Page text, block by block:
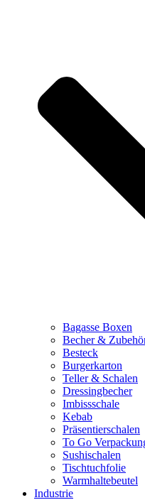
Bagasse Boxen
Becher &
Besteck
Burgerkarton
Teller & Schalen
Dressingbecher
Imbissschale
Kebab
Präsentierschalen
To Go
Sushischalen
Tischtuchfolie
Warmhaltebeutel
Industrie